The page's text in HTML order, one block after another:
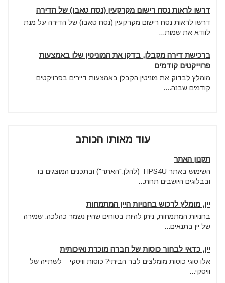
דרשו לראות נסח רישום מקרקעין (נסח טאבו) של הדירה
דרשו לראות נסח רישום מקרקעין (נסח טאבו) של הדירה על מנת
לוודא את שמות...
ברכישת דירה מקבלן, בדקו את המוניטין שלו באמצעות
פרוייקטים קודמים
מומלץ לבדוק את מוניטין הקבלן באמצעות דיירים בפרויקטים
קודמים שבנה....
עוד מאותו הכותב
תקנון האתר
השימוש באתר TIPS4U (להלן:"האתר") ובתכנים המוצגים בו
ובבלוגים היושבים תחת...
יין, מומלץ לרכוש בחנויות היין המתמחות
בחנויות המתמחות, ניתן להיות בטוחים שהיין נשמר כהלכה. שמירה
של יין בתנאים...
יין, כדאי לבחור כוסות של חברה מוכרת ואיכותית
אלו סוגי כוסות מומלצים לבר הביתי? כוסות וויסקי – לשתייה של
וויסקי...